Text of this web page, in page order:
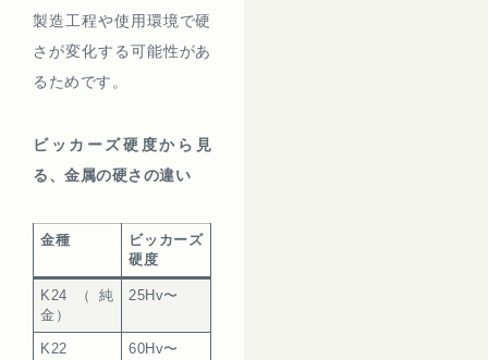
製造工程や使用環境で硬
さが変化する可能性があ
るためです。
ビッカーズ硬度から見
る、金属の硬さの違い
金種
ビッカーズ
硬度
K24（純
金）
25Hv〜
K22 60Hv〜